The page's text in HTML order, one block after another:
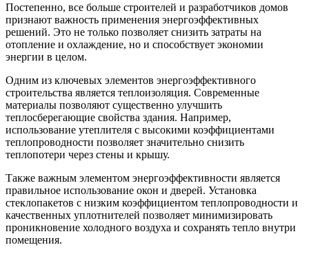
Постепенно, все больше строителей и разработчиков домов
признают важность применения энергоэффективных
решений. Это не только позволяет снизить затраты на
отопление и охлаждение, но и способствует экономии
энергии в целом.
Одним из ключевых элементов энергоэффективного
строительства является теплоизоляция. Современные
материалы позволяют существенно улучшить
теплосберегающие свойства здания. Например,
использование утеплителя с высокими коэффициентами
теплопроводности позволяет значительно снизить
теплопотери через стены и крышу.
Также важным элементом энергоэффективности является
правильное использование окон и дверей. Установка
стеклопакетов с низким коэффициентом теплопроводности и
качественных уплотнителей позволяет минимизировать
проникновение холодного воздуха и сохранять тепло внутри
помещения.